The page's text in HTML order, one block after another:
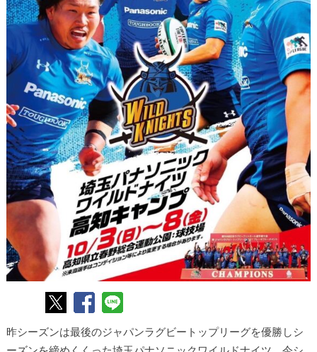
昨シーズンは最後のジャパンラグビートップリーグを優勝しシ